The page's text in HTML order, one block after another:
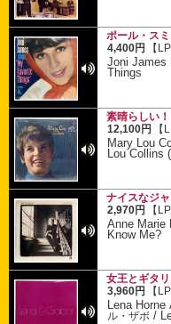
ポール・ス
4,400円
【LP
Joni James
Things
素晴らしい
12,100円
【
Mary Lou
Lou Collins
ナイスなジ
2,970円
【LP
Anne Marie
Know Me?
女王とギタ
3,960円
【LP
Lena Horne
ル・ザボ /